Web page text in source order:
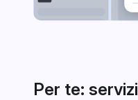
Per te: